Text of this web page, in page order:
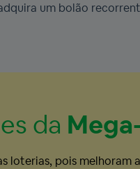
um bolão
da
loterias, pois melhoram